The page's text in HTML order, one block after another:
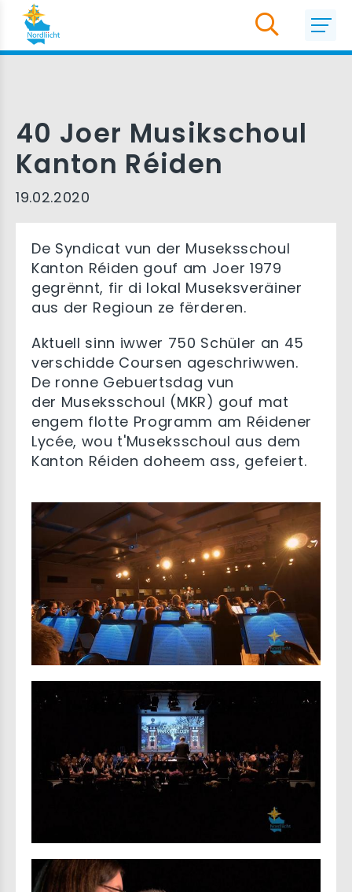
40 Joer Musikschoul
Kanton Réiden
19.02.2020
De Syndicat vun der Museksschoul
Kanton Réiden gouf am Joer 1979
gegrënnt, fir di lokal Museksveräiner
aus der Regioun ze fërderen.
Aktuell sinn iwwer 750 Schüler an 45
verschidde Coursen ageschriwwen.
De ronne Gebuertsdag vun
der Museksschoul (MKR) gouf mat
engem flotte Programm am Réidener
Lycée, wou t'Museksschoul aus dem
Kanton Réiden doheem ass, gefeiert.